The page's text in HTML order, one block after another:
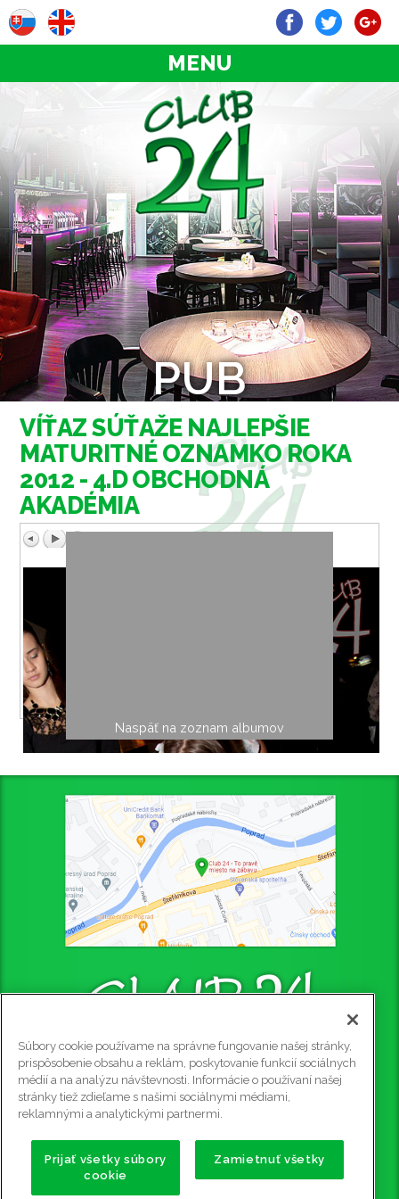
MENU
PUB
VÍŤAZ SÚŤAŽE NAJLEPŠIE
MATURITNÉ OZNAMKO ROKA
2012 - 4.D OBCHODNÁ
AKADÉMIA
Naspäť na zoznam albumov
CLUB 24 - PUB
Štefániková 4445/4, 058 01 Poprad, 2. poschodie
Rezervácie na tel. č.: 0915 905 081
e-mail:club24@club24.sk
GPS súradnice:
49.056911 N (49° 3' 25.2'' N)
20.302600 E (20° 18' 9.36'' E)
Súbory cookie používame na správne fungovanie našej stránky,
prispôsobenie obsahu a reklám, poskytovanie funkcií sociálnych
médií a na analýzu návštevnosti. Informácie o používaní našej
stránky tiež zdieľame s našimi sociálnymi médiami,
reklamnými a analytickými partnermi.
Prijať všetky súbory
cookie
Zamietnuť všetky